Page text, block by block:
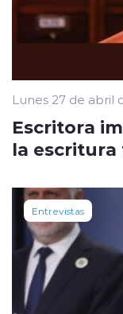
Lunes 27 de abril
Escritora
la escritura
Entrevistas